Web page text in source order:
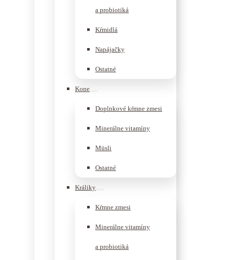
a probiotiká
Kŕmidlá
Napájačky
Ostatné
Kone
Doplnkové kŕmne zmesi
Minerálne vitamíny
Müsli
Ostatné
Králiky
Kŕmne zmesi
Minerálne vitamíny
a probiotiká